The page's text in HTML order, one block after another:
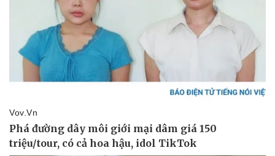
Vụ án
Tin nóng
Tư vấn luật
Quân sự - Quốc phòng
Vũ khí
Phân tích